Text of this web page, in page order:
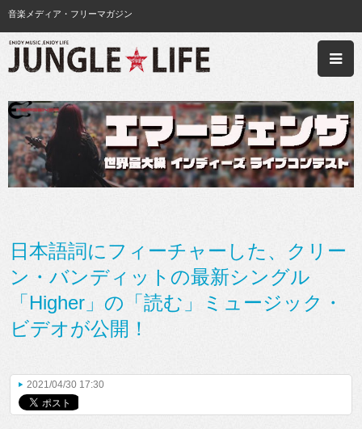
音楽メディア・フリーマガジン
日本語詞にフィーチャーした、クリー
ン・バンディットの最新シングル
「Higher」の「読む」ミュージック・
ビデオが公開！
2021/04/30 17:30